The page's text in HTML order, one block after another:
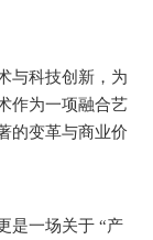
与科技创新，为
作为一项融合艺
的变革与商业价
是一场关于 “产